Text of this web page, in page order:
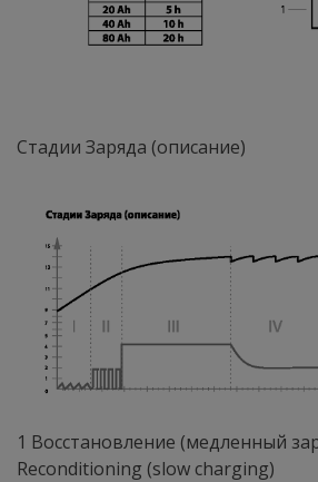
Стадии Заряда (описание)
1 Восстановление (медленный
Reconditioning (slow charging)